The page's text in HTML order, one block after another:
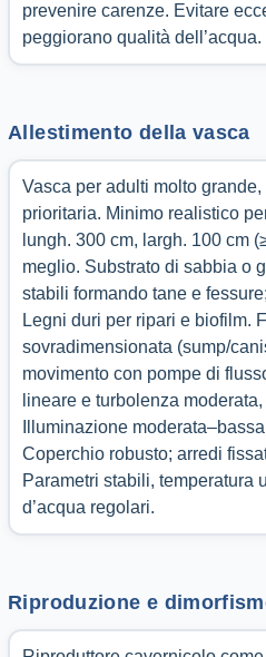
prevenire carenze. Evitare
peggiorano qualità dell’acqua.
Allestimento della vasca
Vasca per adulti molto
prioritaria. Minimo realistico
lungh. 300 cm, largh. 100 cm
meglio. Substrato di sabbia o
stabili formando tane e
Legni duri per ripari e biofilm.
sovradimensionata (sump/
movimento con pompe di
lineare e turbolenza
Illuminazione
Coperchio robusto; arredi
Parametri stabili, temperatura
d’acqua regolari.
Riproduzione e